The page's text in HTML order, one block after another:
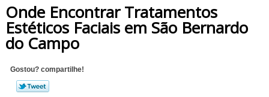
Onde Encontrar Tratamentos
Estéticos Faciais em São Bernardo
do Campo
Gostou? compartilhe!